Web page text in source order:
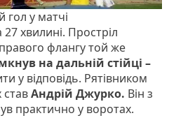
гол у матчі
хвилині. Простріл
флангу той же
на дальній стійці –
у відповідь. Рятівником
Андрій Джурко. Він з
практично у воротах.